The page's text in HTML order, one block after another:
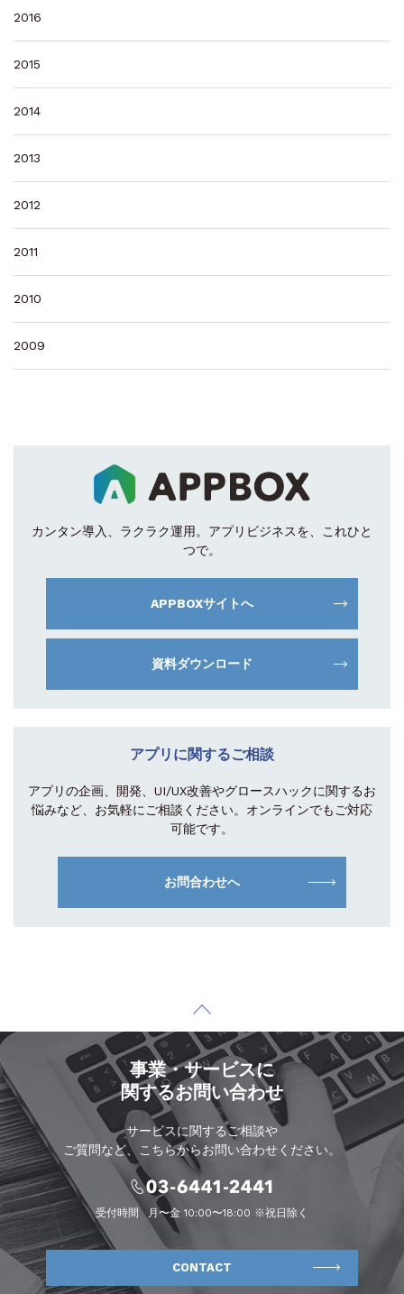
2016
2015
2014
2013
2012
2011
2010
2009
カンタン導入、ラクラク運用。 アプリビジネスを、これひと
つで。
APPBOXサイトへ
資料ダウンロード
アプリに関するご相談
アプリの企画、開発、UI/UX改善やグロースハックに関するお
悩みなど、お気軽にご相談 ください。オンラインでもご対応
可能です。
お問合わせへ
事業・サービスに
関するお問い合わせ
サービスに関するご相談や
ご質問など、こちらからお問い合わせください。
受付時間 月〜金 10:00〜18:00 ※祝日除く
CONTACT